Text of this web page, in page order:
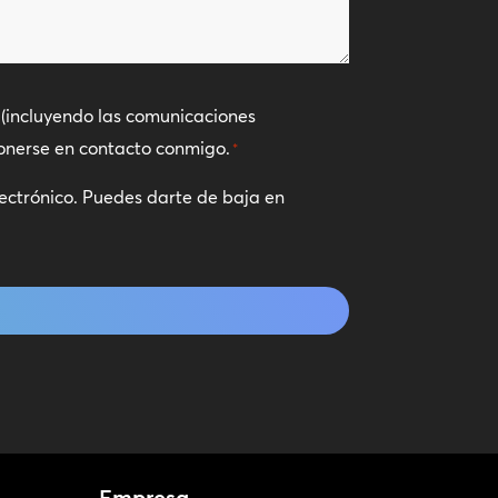
(incluyendo las comunicaciones
en contacto conmigo. *
Puedes darte de baja en